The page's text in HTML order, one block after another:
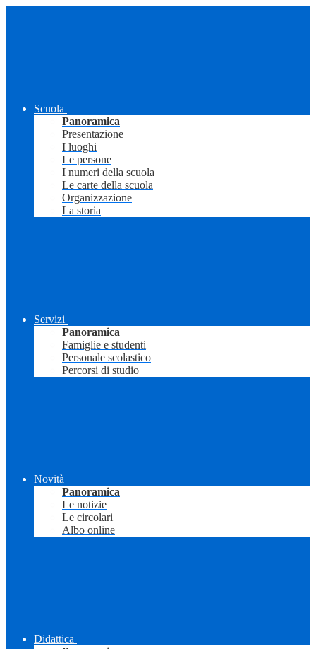
Scuola
Panoramica
Presentazione
I luoghi
Le persone
I numeri della scuola
Le carte della scuola
Organizzazione
La storia
Servizi
Panoramica
Famiglie e studenti
Personale scolastico
Percorsi di studio
Novità
Panoramica
Le notizie
Le circolari
Albo online
Didattica